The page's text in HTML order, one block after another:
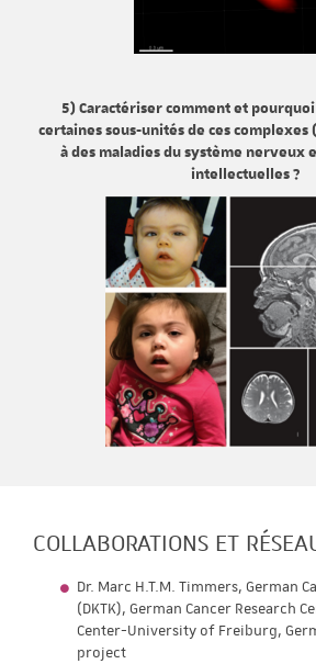
5) Caractériser comment et
certaines sous-unités de ces complexes
à des maladies du système nerveux
intellectuelles ?
COLLABORATIONS ET
Dr. Marc H.T.M. Timmers, German
(DKTK), German Cancer Research
Center-University of Freiburg,
project